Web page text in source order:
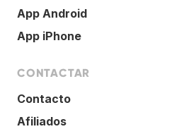
App Android
App iPhone
CONTACTAR
Contacto
Afiliados